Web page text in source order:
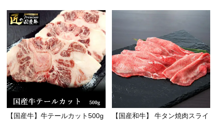
【国産牛】牛テールカット500g
【国産和牛】 牛タン焼肉スライ